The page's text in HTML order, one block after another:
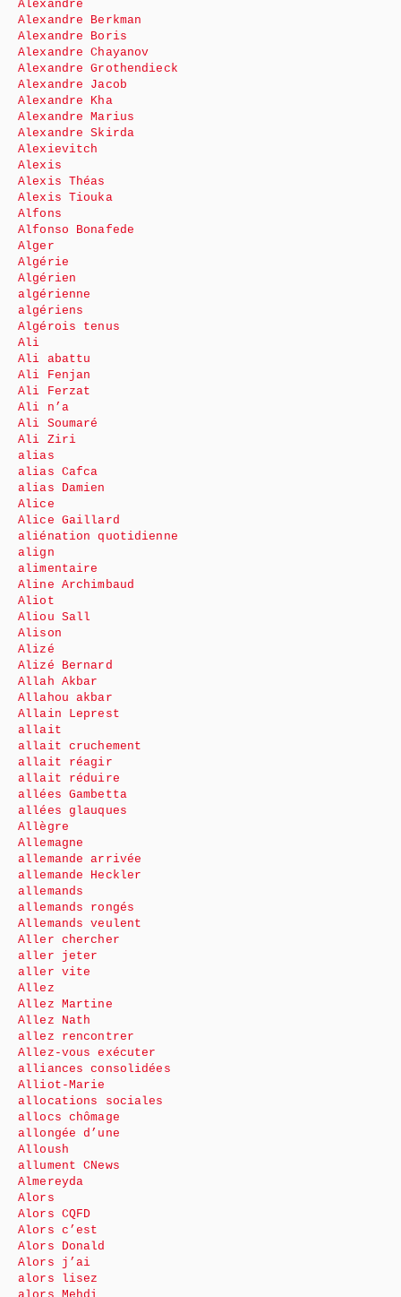
Alexandre
Alexandre Berkman
Alexandre Boris
Alexandre Chayanov
Alexandre Grothendieck
Alexandre Jacob
Alexandre Kha
Alexandre Marius
Alexandre Skirda
Alexievitch
Alexis
Alexis Théas
Alexis Tiouka
Alfons
Alfonso Bonafede
Alger
Algérie
Algérien
algérienne
algériens
Algérois tenus
Ali
Ali abattu
Ali Fenjan
Ali Ferzat
Ali n’a
Ali Soumaré
Ali Ziri
alias
alias Cafca
alias Damien
Alice
Alice Gaillard
aliénation quotidienne
align
alimentaire
Aline Archimbaud
Aliot
Aliou Sall
Alison
Alizé
Alizé Bernard
Allah Akbar
Allahou akbar
Allain Leprest
allait
allait cruchement
allait réagir
allait réduire
allées Gambetta
allées glauques
Allègre
Allemagne
allemande arrivée
allemande Heckler
allemands
allemands rongés
Allemands veulent
Aller chercher
aller jeter
aller vite
Allez
Allez Martine
Allez Nath
allez rencontrer
Allez-vous exécuter
alliances consolidées
Alliot-Marie
allocations sociales
allocs chômage
allongée d’une
Alloush
allument CNews
Almereyda
Alors
Alors CQFD
Alors c’est
Alors Donald
Alors j’ai
alors lisez